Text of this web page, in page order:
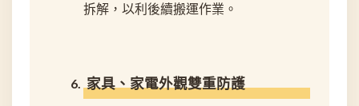
拆解，以利後續搬運作業。
家具、家電外觀雙重防護